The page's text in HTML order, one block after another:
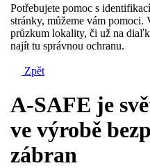
Potřebujete pomoc s
stránky, můžeme vám
průzkum lokality, či už na
najít tu správnou ochranu.
Zpět
A-SAFE je
ve výrobě
zábran